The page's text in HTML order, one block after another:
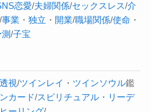
恋愛/夫婦関係/セックスレス/介
事業 ・ 独立 ・ 開業/職場関係/使命 ・
/子宝
視/ツインレイ ・ ツインソウル鑑
カード/スピリチュアル・リーデ